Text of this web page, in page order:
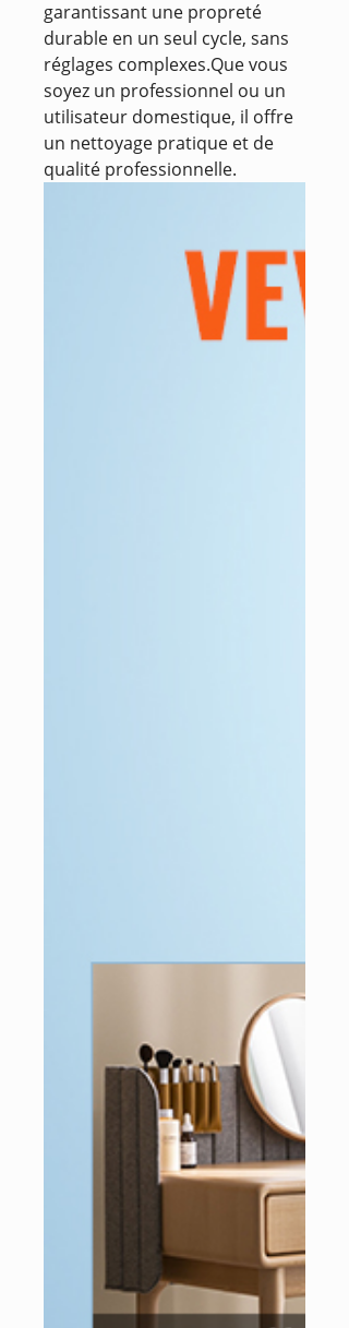
garantissant une propreté
durable en un seul cycle, sans
réglages complexes.Que vous
soyez un professionnel ou un
utilisateur domestique, il offre
un nettoyage pratique et de
qualité professionnelle.